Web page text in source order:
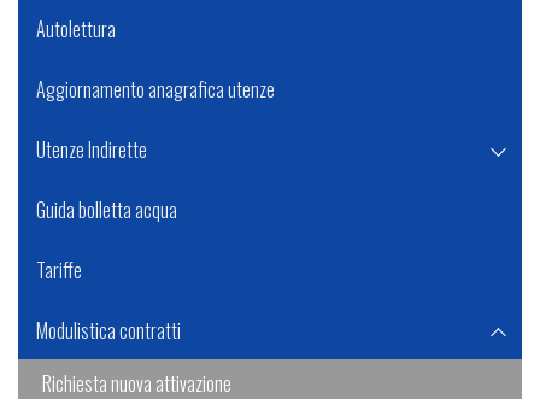
Autolettura
Aggiornamento anagrafica utenze
Utenze Indirette
Guida bolletta acqua
Tariffe
Modulistica contratti
Richiesta nuova attivazione